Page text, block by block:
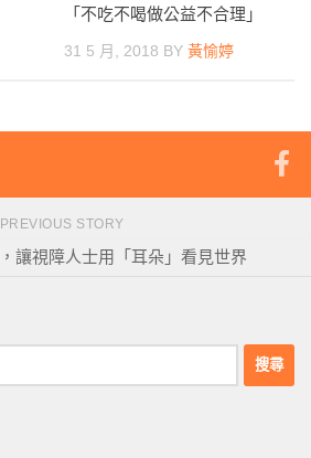
「不吃不喝做公益不合理」
31 5 月, 2018 BY 黃愉婷
PREVIOUS STORY
讓視障人士用「耳朵」看見世界